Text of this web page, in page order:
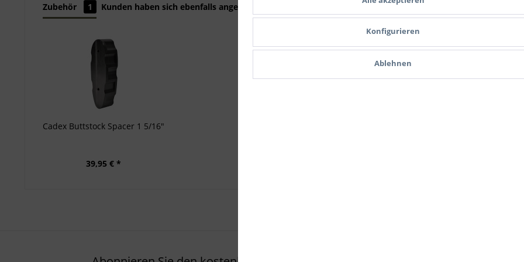
Zubehör 1 Kunden haben sich ebenfalls angesehen
Cadex Buttstock Spacer 1 5/16"
39,95 € *
Ablehnen
Konfigurieren